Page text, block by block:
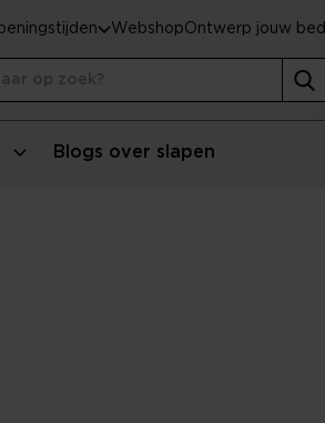
Blogs over slapen
WebshopOntwerp jouw bed